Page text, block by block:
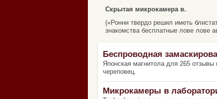
Скрытая микрокамера в.
(«Ронни твердо решил иметь
знакомства бесплатные лове лове
Беспроводная
Японская магнитола для 265
череповец.
Микрокамеры в